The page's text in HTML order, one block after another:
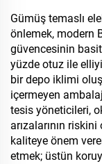
Gümüş temaslı
önlemek, modern
güvencesinin basit
yüzde otuz ile
bir depo iklimi
içermeyen
tesis yöneticileri,
arızalarının
kaliteye önem
etmek; üstün